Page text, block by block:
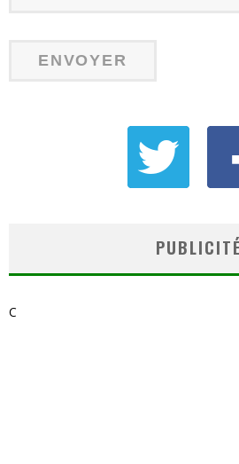
PUBLICITÉ
C